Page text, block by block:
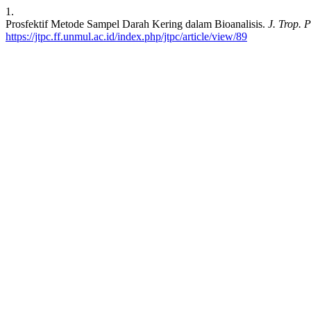
1.
Prosfektif Metode Sampel Darah Kering dalam Bioanalisis. J. Trop.
https://jtpc.ff.unmul.ac.id/index.php/jtpc/article/view/89